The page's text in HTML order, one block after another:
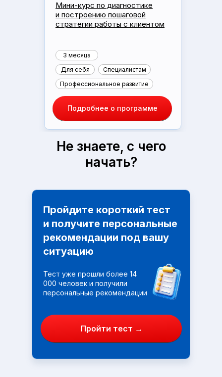
Мини-курс по диагностике
и построению пошаговой
стратегии работы с клиентом
Подробнее о программе
3 месяца
Для себя
Специалистам
Профессиональное развитие
Не знаете, с чего
начать?
Пройдите короткий тест
и получите персональные
рекомендации под вашу
ситуацию
Тест уже прошли более 14
000 человек и получили
персональные рекомендации
Пройти тест →